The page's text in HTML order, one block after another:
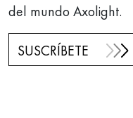
del mundo Axolight.
SUSCRÍBETE